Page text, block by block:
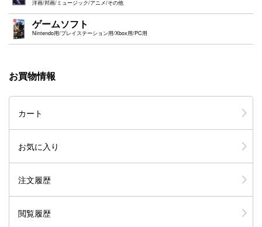
洋画/邦画/ミュージック/アニメ/その他
ゲームソフト
Nintendo用/プレイステーション用/Xbox用/PC用
お買物情報
カート
お気に入り
注文履歴
閲覧履歴